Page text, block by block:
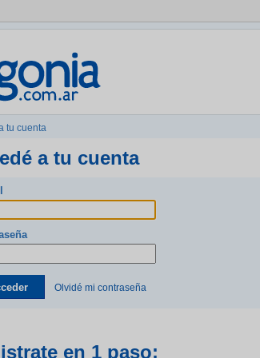
tu cuenta
a tu cuenta
Olvidé mi contraseña
en 1 paso: